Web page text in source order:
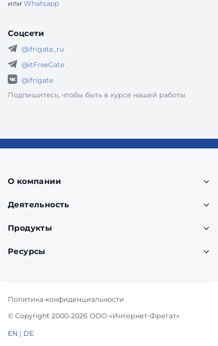
или Whatsapp
Соцсети
@ifrigate_ru
@itFreeGate
@ifrigate
Подпишитесь, чтобы быть в курсе нашей работы
О компании
Деятельность
Продукты
Ресурсы
© Copyright 2000-2026 ООО «Интернет-Фрегат»
EN | DE
Политика конфиденциальности